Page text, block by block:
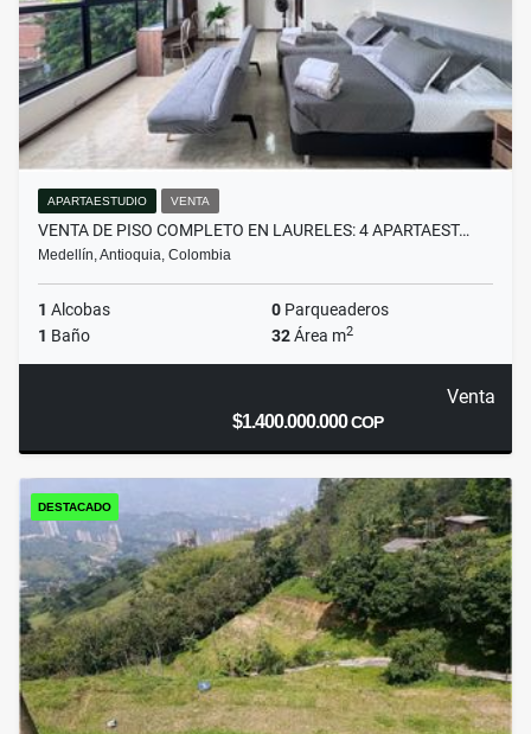
APARTAESTUDIO VENTA
VENTA DE PISO COMPLETO EN LAURELES: 4 APARTAEST…
Medellín, Antioquia, Colombia
1 Alcobas 0 Parqueaderos
1 Baño 32Área m2
Venta
$1.400.000.000COP
DESTACADO